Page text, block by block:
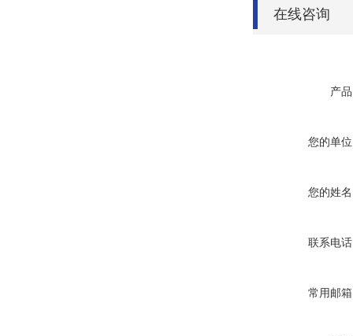
在线咨询
产品
您的单位
您的姓名
联系电话
常用邮箱